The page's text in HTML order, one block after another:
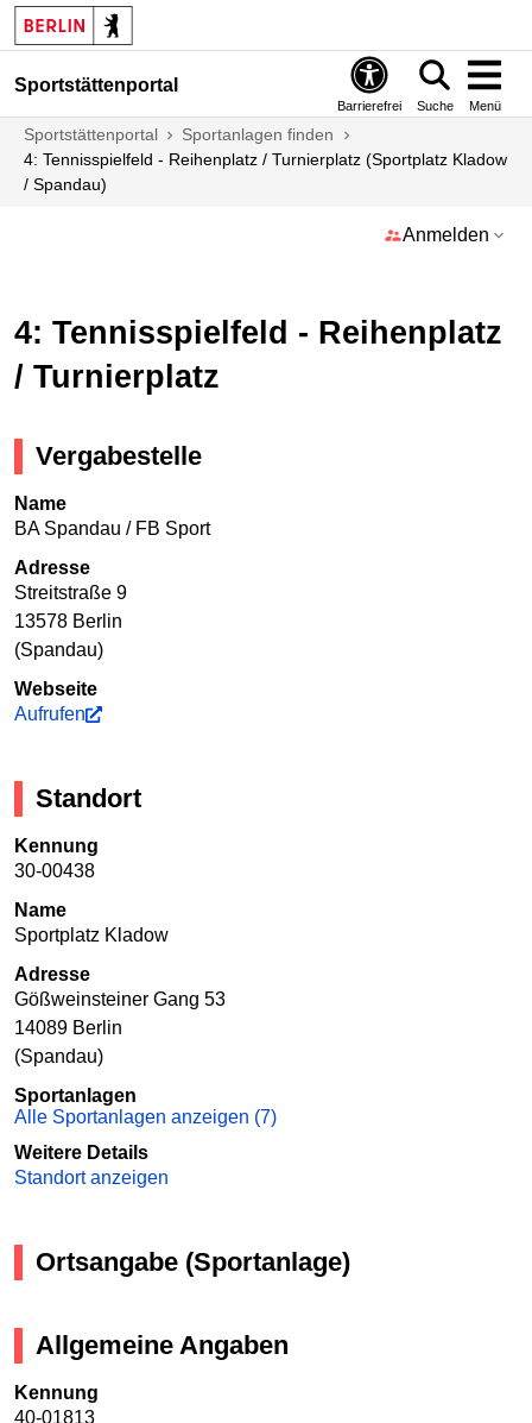
Sportstättenportal
Barrierefrei Suche Menü
Sportstättenportal
Sportanlagen finden
4: Tennisspielfeld - Reihenplatz / Turnierplatz (Sportplatz Kladow
/ Spandau)
Anmelden
4: Tennisspielfeld - Reihenplatz
/ Turnierplatz
Vergabestelle
Name
BA Spandau / FB Sport
Adresse
Streitstraße 9
13578 Berlin
(Spandau)
Webseite
Aufrufen
Standort
Kennung
30-00438
Name
Sportplatz Kladow
Adresse
Gößweinsteiner Gang 53
14089 Berlin
(Spandau)
Sportanlagen
Alle Sportanlagen anzeigen (7)
Weitere Details
Standort anzeigen
Ortsangabe (Sportanlage)
Allgemeine Angaben
Kennung
40-01813